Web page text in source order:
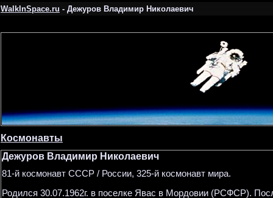
WalkInSpace.ru- Дежуров Владимир Николаевич
Космонавты
Дежуров Владимир Николаевич
81-й космонавт СССР / России, 325-й космонавт мира.
Родился 30.07.1962г. в поселке Явас в Мордовии (РСФСР).